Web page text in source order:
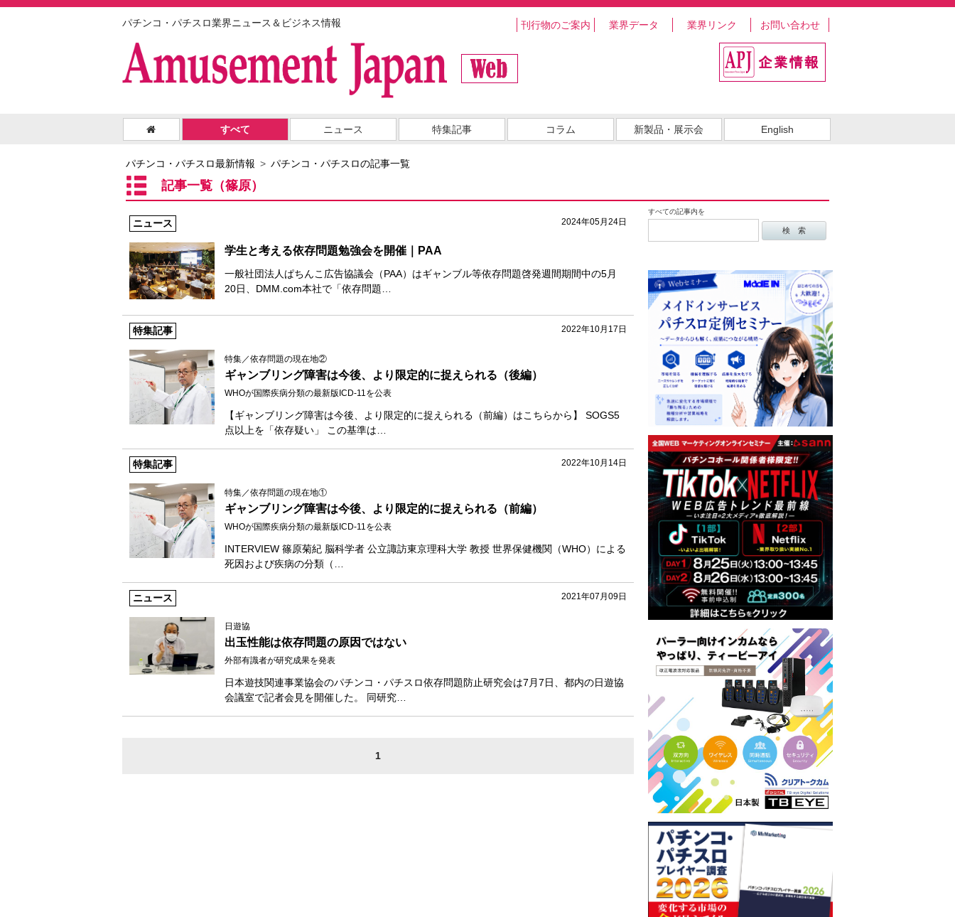
パチンコ・パチスロ業界ニュース＆ビジネス情報 刊行物のご案内 業界データ 業界リンク お問い合わせ
すべて ニュース 特集記事 コラム 新製品・展示会 English
パチンコ・パチスロ最新情報 パチンコ・パチスロの記事一覧
記事一覧（篠原）
すべての記事内を
2024年05月24日
ニュース
学生と考える依存問題勉強会を開催｜PAA
一般社団法人ぱちんこ広告協議会（PAA）はギャンブル等依存問題啓発週間期間中の5月
20日、DMM.com本社で「依存問題…
2022年10月17日
特集記事
特集／依存問題の現在地②
ギャンブリング障害は今後、より限定的に捉えられる（後編）
WHOが国際疾病分類の最新版ICD‐11を公表
【ギャンブリング障害は今後、より限定的に捉えられる（前編）はこちらから】 SOGS5
点以上を「依存疑い」 この基準は…
2022年10月14日
特集記事
特集／依存問題の現在地①
ギャンブリング障害は今後、より限定的に捉えられる（前編）
WHOが国際疾病分類の最新版ICD‐11を公表
INTERVIEW 篠原菊紀 脳科学者 公立諏訪東京理科大学 教授 世界保健機関（WHO）による
死因および疾病の分類（…
2021年07月09日
ニュース
日遊協
出玉性能は依存問題の原因ではない
外部有識者が研究成果を発表
日本遊技関連事業協会のパチンコ・パチスロ依存問題防止研究会は7月7日、都内の日遊協
会議室で記者会見を開催した。 同研究…
1